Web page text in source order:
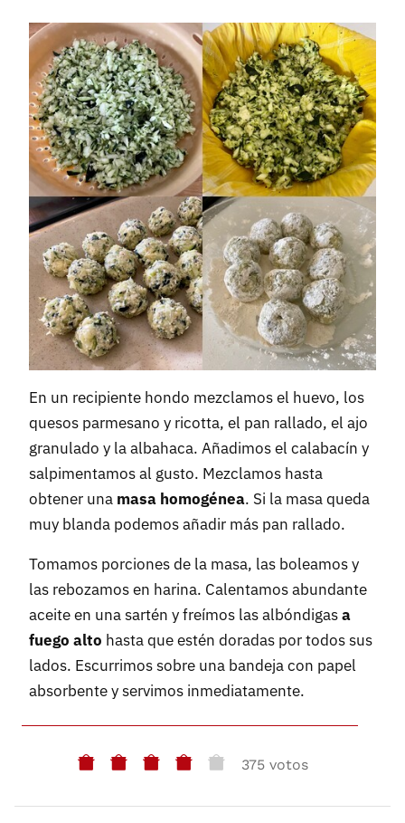
En un recipiente hondo mezclamos el huevo, los
quesos parmesano y ricotta, el pan rallado, el ajo
granulado y la albahaca. Añadimos el calabacín y
salpimentamos al gusto. Mezclamos hasta
obtener una masa homogénea. Si la masa queda
muy blanda podemos añadir más pan rallado.
Tomamos porciones de la masa, las boleamos y
las rebozamos en harina. Calentamos abundante
aceite en una sartén y freímos las albóndigasa
fuego alto hasta que estén doradas por todos sus
lados. Escurrimos sobre una bandeja con papel
absorbente y servimos inmediatamente.
375 votos